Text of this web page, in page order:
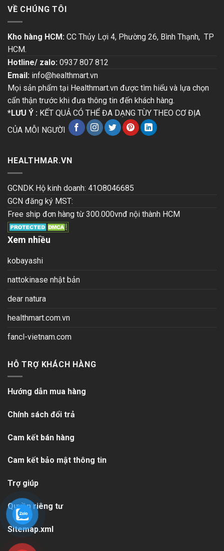
VỀ CHÚNG TÔI
Kho hàng HCM: CC Thủy Lợi 4, Phường 26, Bình Thạnh, TP
HCM.
Hotline/ zalo: 0937 807 812
Email: info@healthmart.vn
Mọi sản phẩm tại Healthmart.vn được tìm hiểu và lựa chọn
cẩn thận trước khi đưa thông tin đến khách hàng.
*LƯU Ý : KẾT QUẢ CÓ THỂ ĐA DẠNG TÙY THEO CƠ ĐỊA
CỦA MỖI NGƯỜI
HEALTHMAR.VN
GCNDK Hộ kinh doanh: 41O8046685
GCN đăng ký MST:
Free ship đơn hàng từ 300.000vnđ nội thành HCM
Xem nhiều
kobayashi
nattokinase nhật bản
dear natura
healthmart.com.vn
fancl-vietnam.com
HỖ TRỢ KHÁCH HÀNG
Hướng dẫn mua hàng
Chính sách đổi trả
Cam kết bán hàng
Cam kết bảo mật thông tin
Trợ giúp
Quyền riêng tư
Sitemap.xml